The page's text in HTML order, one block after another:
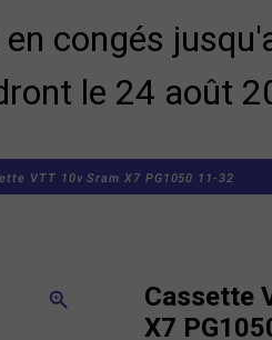
congés
le 24 août
VTT 10v Sram X7 PG1050 11-32
zoom_in
Cassette
X7